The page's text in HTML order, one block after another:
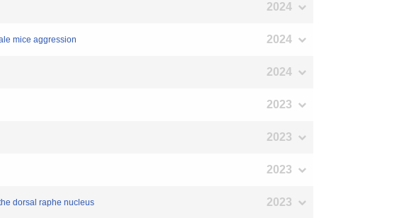
2024
mice aggression 2024
2024
2023
2023
2023
dorsal raphe nucleus 2023